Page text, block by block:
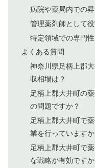
病院や薬局内での
管理薬剤師として
特定領域での専門
よくある質問
神奈川県足柄上郡
収相場は？
足柄上郡大井町の
の問題ですか？
足柄上郡大井町で
業を行っていますか
足柄上郡大井町で
な戦略が有効ですか